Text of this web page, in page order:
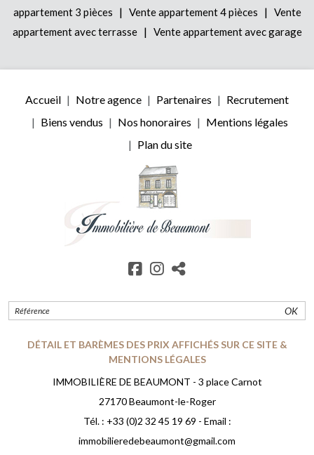
appartement 3 pièces
| Vente appartement 4 pièces | Vente
appartement avec terrasse| Vente appartement avec garage
Accueil Notre agence Partenaires
Recrutement
Biens vendus
Nos honoraires
Mentions légales
Plan du site
OK
DÉTAIL ET BARÈMES DES PRIX AFFICHÉS SUR CE SITE &
MENTIONS LÉGALES
IMMOBILIÈRE DE BEAUMONT - 3 place Carnot
27170 Beaumont-le-Roger
Tél. : +33 (0)2 32 45 19 69 - Email :
immobilieredebeaumont@gmail.com